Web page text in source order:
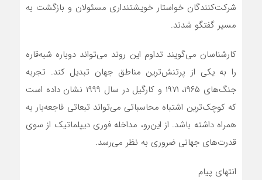
شرکت‌کنندگان خواستار خویشتنداری مسئولان و بازگشت به
مسیر گفتگو شدند.
کارشناسان می‌گویند تداوم این روند می‌تواند دوباره شبه‌قاره
را به یکی از پرتنش‌ترین مناطق جهان تبدیل کند. تجربه
جنگ‌های ۱۹۶۵، ۱۹۷۱ و کارگیل در سال ۱۹۹۹ نشان داده است
که کوچک‌ترین اشتباه محاسباتی می‌تواند تبعاتی فاجعه‌بار به
همراه داشته باشد. از این‌رو، مداخله فوری دیپلماتیک از سوی
قدرت‌های جهانی ضروری به نظر می‌رسد.
انتهای پیام